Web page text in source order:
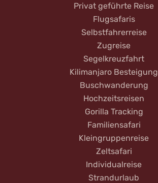
Privat geführte Reise
Flugsafaris
Selbstfahrerreise
Zugreise
Segelkreuzfahrt
Kilimanjaro Besteigung
Buschwanderung
Hochzeitsreisen
Gorilla Tracking
Familiensafari
Kleingruppenreise
Zeltsafari
Individualreise
Strandurlaub